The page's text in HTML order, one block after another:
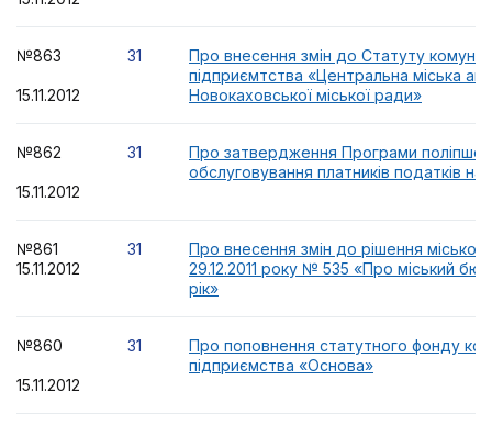
№863
15.11.2012
31
Про внесення змін до Статуту
підприємтства «Центральна міська
Новокаховської міської ради»
№862
15.11.2012
31
Про затвердження Програми
обслуговування платників податків на
№861
15.11.2012
31
Про внесення змін до рішення міської
29.12.2011 року № 535 «Про міський
рік»
№860
15.11.2012
31
Про поповнення статутного фонду
підприємства «Основа»